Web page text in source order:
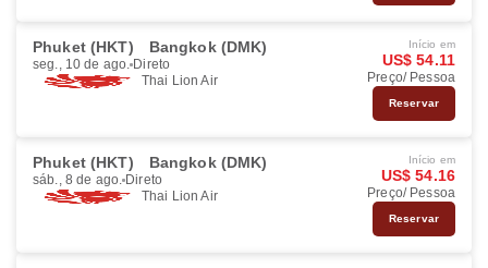
Phuket (HKT) Bangkok (DMK)
seg., 10 de ago. Direto
Thai Lion Air
Início em
US$ 54.11
Preço/ Pessoa
Reservar
Phuket (HKT) Bangkok (DMK)
sáb., 8 de ago. Direto
Thai Lion Air
Início em
US$ 54.16
Preço/ Pessoa
Reservar